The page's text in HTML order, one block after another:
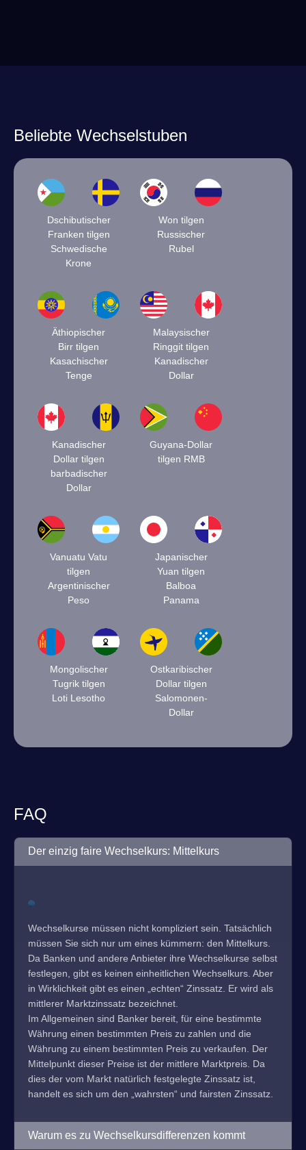
Beliebte Wechselstuben
Dschibutischer
Franken tilgen
Schwedische
Krone
Won tilgen
Russischer
Rubel
Äthiopischer
Birr tilgen
Kasachischer
Tenge
Malaysischer
Ringgit tilgen
Kanadischer
Dollar
Kanadischer
Dollar tilgen
barbadischer
Dollar
Guyana-Dollar
tilgen RMB
Vanuatu Vatu
tilgen
Argentinischer
Peso
Japanischer
Yuan tilgen
Balboa
Panama
Mongolischer
Tugrik tilgen
Loti Lesotho
Ostkaribischer
Dollar tilgen
Salomonen-
Dollar
FAQ
Der einzig faire Wechselkurs: Mittelkurs
Wechselkurse müssen nicht kompliziert sein. Tatsächlich
müssen Sie sich nur um eines kümmern: den Mittelkurs.
Da Banken und andere Anbieter ihre Wechselkurse selbst
festlegen, gibt es keinen einheitlichen Wechselkurs. Aber
in Wirklichkeit gibt es einen „echten“ Zinssatz. Er wird als
mittlerer Marktzinssatz bezeichnet.
Im Allgemeinen sind Banker bereit, für eine bestimmte
Währung einen bestimmten Preis zu zahlen und die
Währung zu einem bestimmten Preis zu verkaufen. Der
Mittelpunkt dieser Preise ist der mittlere Marktpreis. Da
dies der vom Markt natürlich festgelegte Zinssatz ist,
handelt es sich um den „wahrsten“ und fairsten Zinssatz.
Warum es zu Wechselkursdifferenzen kommt